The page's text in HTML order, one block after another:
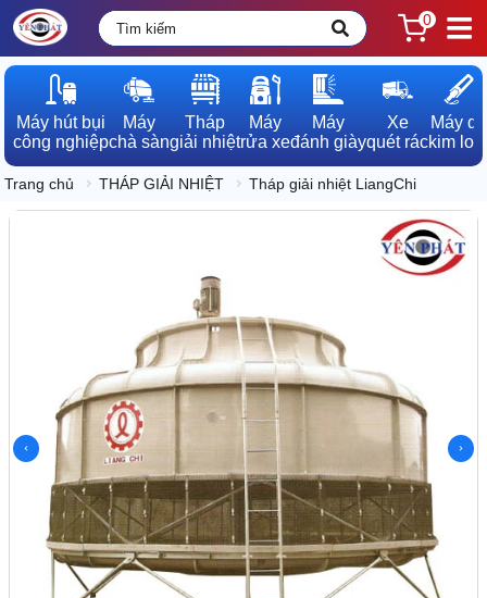
0
Máy hút bụi
công nghiệp
Máy
chà sàn
Tháp
giải nhiệt
Máy
rửa xe
Máy
đánh giày
Xe
quét rác
Máy dò
kim loại
Trang chủ THÁP GIẢI NHIỆT Tháp giải nhiệt LiangChi